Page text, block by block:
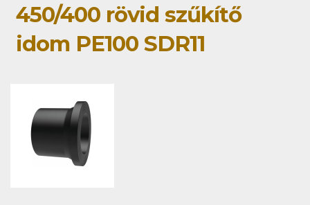
450/400 rövid szűkítő
idom PE100 SDR11